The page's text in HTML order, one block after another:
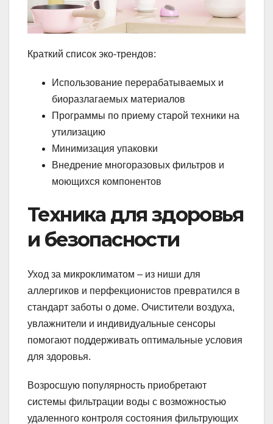
Краткий список эко-трендов:
Использование перерабатываемых и
биоразлагаемых материалов
Программы по приему старой техники на
утилизацию
Минимизация упаковки
Внедрение многоразовых фильтров и
моющихся компонентов
Техника для здоровья
и безопасности
Уход за микроклиматом – из ниши для
аллергиков и перфекционистов превратился в
стандарт заботы о доме. Очистители воздуха,
увлажнители и индивидуальные сенсоры
помогают поддерживать оптимальные условия
для здоровья.
Возросшую популярность приобретают
системы фильтрации воды с возможностью
удаленного контроля состояния фильтрующих